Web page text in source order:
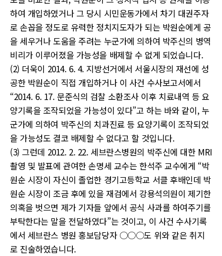
하여 개입하였거나 그 당시 시민운동가에서 차기 대권주자
로 손꼽을 정도로 유력한 정치지도자가 되는 박원순에게 공
을 세우거나 도움을 주려는 누군가에 의하여 박주신의 병역
비리가 이루어졌을 가능성을 배제할 수 없게 되었습니다.
(2) 더욱이 2014. 6. 4. 지방선거에서 서울시장의 재선에 성
공한 박원순이 직접 개입하거나 이 사건 수사보고서에서
“2014. 6. 17. 문준식의 검찰 소환조사 이후 치료내역 등 요
양기록을 조작되었을 가능성이 있다”고 하는 바와 같이, 누
군가에 의하여 박주신의 치과진료 등 요양기록이 조작되었
을 가능성도 결코 배제할 수 없다고 할 것입니다.
(3) 그런데 2012. 2. 22. 세브란스병원의 박주신에 대한 MRI
촬영 및 발표에 관여한 손명세 교수는 한석주 교수에게 “박
원순 시장이 자신이 졸업한 경기고등학교 서클 후배인데 박
원순 시장이 조금 후에 있을 재검에서 강용석의원이 제기한
의혹을 벗으면 제가 기자들 앞에서 공식 사과를 하여주기를
부탁한다는 말을 전달하였다”는 것이고, 이 사건 수사기록
에서 세브란스 병원 홍보담당자 ○○○도 위와 같은 취지
로 진술하였습니다.